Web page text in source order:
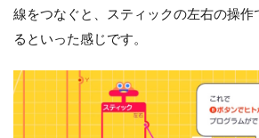
2
ナ
つ
き
つ
線をつなぐと、スティックの左右の操作
るといった感じです。